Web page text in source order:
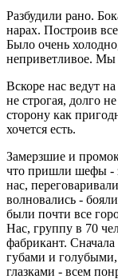
Разбудили рано.
нарах. Построив
Было очень
неприветливое. Мы
Вскоре нас ведут
не строгая, долго
сторону как
хочется есть.
Замерзшие и
что пришли шефы -
нас,
волновались -
были почти все
Нас, группу в 70
фабрикант.
губами и
глазками - всем